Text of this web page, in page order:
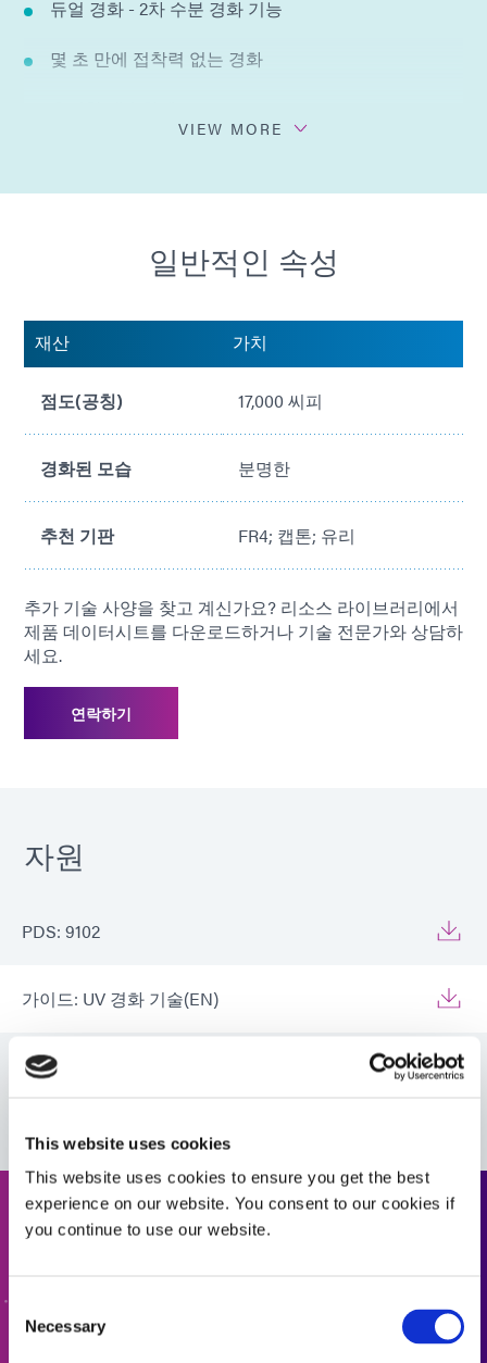
This website uses cookies
This website uses cookies to ensure you get the best
experience on our website. You consent to our cookies if
you continue to use our website.
Selection
Necessary
듀얼 경화 - 2차 수분 경화 기능
몇 초 만에 접착력 없는 경화
습기 및 열 저항성
용매를 첨가하지 않음
VIEW MORE
일반적인 속성
재산 가치
점도(공칭) 17,000 씨피
경화된 모습 분명한
추천 기판 FR4; 캡톤; 유리
추가 기술 사양을 찾고 계신가요? 리소스 라이브러리에서
제품 데이터시트를 다운로드하거나 기술 전문가와 상담하
세요.
연락하기
자원
PDS: 9102
가이드: UV 경화 기술(EN)
가이드: 아시아 제품 선택기(Asia|EN)
견적 요청